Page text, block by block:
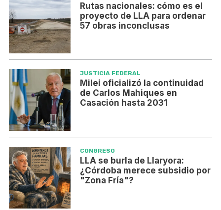
Rutas nacionales: cómo es el
proyecto de LLA para ordenar
57 obras inconclusas
JUSTICIA FEDERAL
Milei oficializó la continuidad
de Carlos Mahiques en
Casación hasta 2031
CONGRESO
LLA se burla de Llaryora:
¿Córdoba merece subsidio por
"Zona Fría"?